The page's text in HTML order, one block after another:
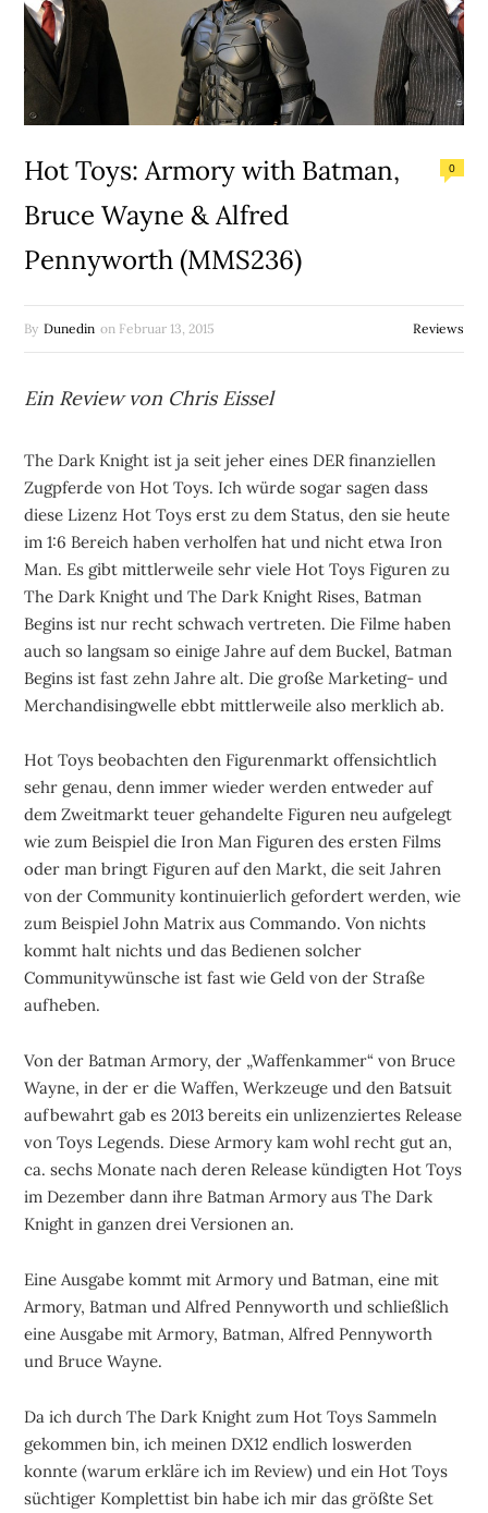
Hot Toys: Armory with Batman,
Bruce Wayne & Alfred
Pennyworth (MMS236)
0
By Dunedin on Februar 13, 2015 Reviews
Ein Review von Chris Eissel
The Dark Knight ist ja seit jeher eines DER finanziellen
Zugpferde von Hot Toys. Ich würde sogar sagen dass
diese Lizenz Hot Toys erst zu dem Status, den sie heute
im 1:6 Bereich haben verholfen hat und nicht etwa Iron
Man. Es gibt mittlerweile sehr viele Hot Toys Figuren zu
The Dark Knight und The Dark Knight Rises, Batman
Begins ist nur recht schwach vertreten. Die Filme haben
auch so langsam so einige Jahre auf dem Buckel, Batman
Begins ist fast zehn Jahre alt. Die große Marketing- und
Merchandisingwelle ebbt mittlerweile also merklich ab.
Hot Toys beobachten den Figurenmarkt offensichtlich
sehr genau, denn immer wieder werden entweder auf
dem Zweitmarkt teuer gehandelte Figuren neu aufgelegt
wie zum Beispiel die Iron Man Figuren des ersten Films
oder man bringt Figuren auf den Markt, die seit Jahren
von der Community kontinuierlich gefordert werden, wie
zum Beispiel John Matrix aus Commando. Von nichts
kommt halt nichts und das Bedienen solcher
Communitywünsche ist fast wie Geld von der Straße
aufheben.
Von der Batman Armory, der „Waffenkammer“ von Bruce
Wayne, in der er die Waffen, Werkzeuge und den Batsuit
aufbewahrt gab es 2013 bereits ein unlizenziertes Release
von Toys Legends. Diese Armory kam wohl recht gut an,
ca. sechs Monate nach deren Release kündigten Hot Toys
im Dezember dann ihre Batman Armory aus The Dark
Knight in ganzen drei Versionen an.
Eine Ausgabe kommt mit Armory und Batman, eine mit
Armory, Batman und Alfred Pennyworth und schließlich
eine Ausgabe mit Armory, Batman, Alfred Pennyworth
und Bruce Wayne.
Da ich durch The Dark Knight zum Hot Toys Sammeln
gekommen bin, ich meinen DX12 endlich loswerden
konnte (warum erkläre ich im Review) und ein Hot Toys
süchtiger Komplettist bin habe ich mir das größte Set